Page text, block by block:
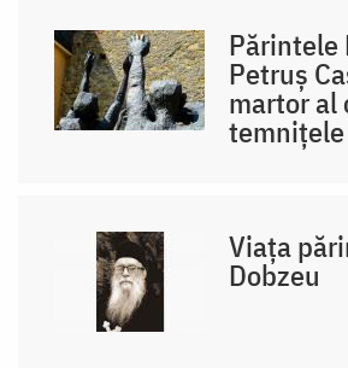
Părintele
Petruș
martor al
Viața
Dobzeu